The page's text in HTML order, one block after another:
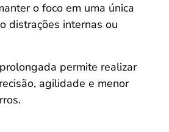
o foco em uma única
distrações internas ou
permite realizar
agilidade e menor